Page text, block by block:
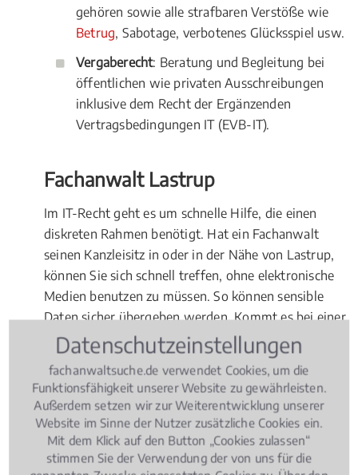
gehören sowie alle strafbaren Verstöße wie
Betrug, Sabotage, verbotenes Glücksspiel usw.
Vergaberecht: Beratung und Begleitung bei
öffentlichen wie privaten Ausschreibungen
inklusive dem Recht der Ergänzenden
Vertragsbedingungen IT (EVB-IT).
Fachanwalt Lastrup
Im IT-Recht geht es um schnelle Hilfe, die einen
diskreten Rahmen benötigt. Hat ein Fachanwalt
seinen Kanzleisitz in oder in der Nähe von Lastrup,
können Sie sich schnell treffen, ohne elektronische
Medien benutzen zu müssen. So können sensible
Daten sicher übergeben werden. Kommt es bei einer
Auseinandersetzung tatsächlich zum
Gerichtsverfahren, wird in erster Instanz in der
Regel am nächstgelegenen Gericht verhandelt.
Entscheiden Sie sich deshalb für einen Fachanwalt
für IT-Recht vor Ort in Lastrup.
Datenschutzeinstellungen
fachanwaltsuche.de verwendet Cookies, um die
Funktionsfähigkeit unserer Website zu gewährleisten.
Außerdem setzen wir zur Weiterentwicklung unserer
Website im Sinne der Nutzer zusätzliche Cookies ein.
Mit dem Klick auf den Button „Cookies zulassen“
stimmen Sie der Verwendung der von uns für die